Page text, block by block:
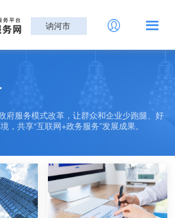
讷河市
府服务模式改革，让群众和企业少跑腿、好
，共享“互联网+政务服务”发展成果。